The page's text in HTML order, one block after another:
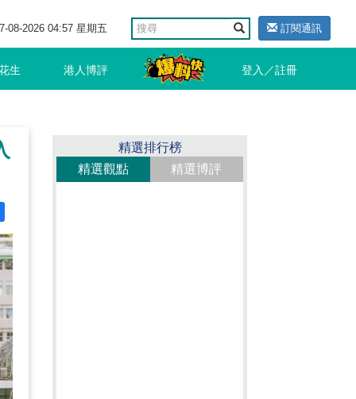
08-2026 04:57 星期五 訂閱通訊
生 港人博評 登入／註冊
精選排行榜
精選觀點
精選博評